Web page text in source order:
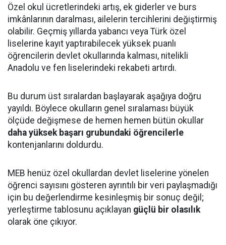
Özel okul ücretlerindeki artış, ek giderler ve burs
imkânlarının daralması, ailelerin tercihlerini değiştirmiş
olabilir. Geçmiş yıllarda yabancı veya Türk özel
liselerine kayıt yaptırabilecek yüksek puanlı
öğrencilerin devlet okullarında kalması, nitelikli
Anadolu ve fen liselerindeki rekabeti artırdı.
Bu durum üst sıralardan başlayarak aşağıya doğru
yayıldı. Böylece okulların genel sıralaması büyük
ölçüde değişmese de hemen hemen bütün okullar
daha yüksek başarı grubundaki öğrencilerle
kontenjanlarını doldurdu.
MEB henüz özel okullardan devlet liselerine yönelen
öğrenci sayısını gösteren ayrıntılı bir veri paylaşmadığı
için bu değerlendirme kesinleşmiş bir sonuç değil;
yerleştirme tablosunu açıklayan güçlü bir olasılık
olarak öne çıkıyor.